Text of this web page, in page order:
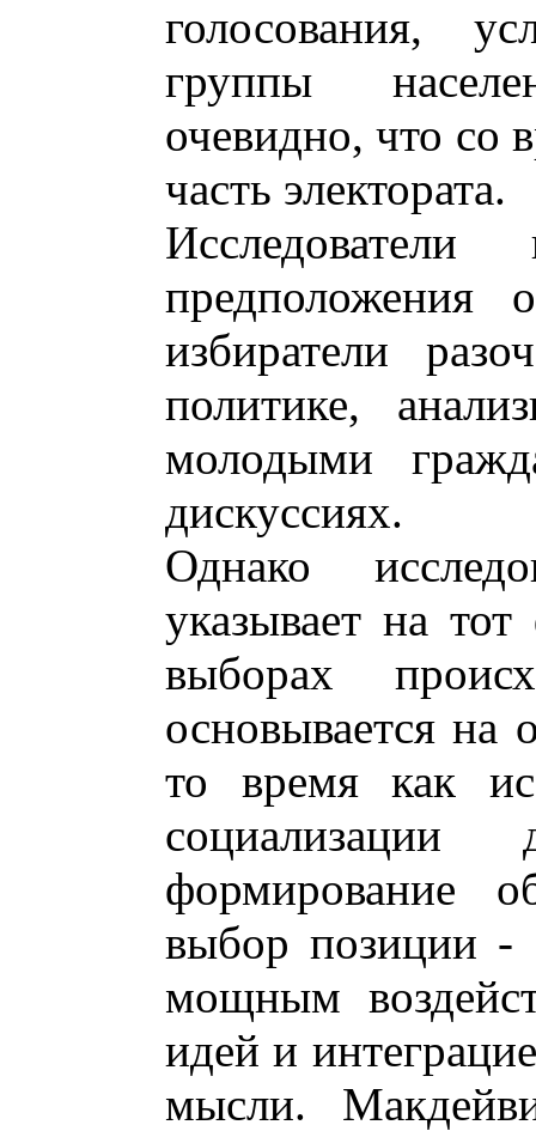
голосования,
группы
очевидно, что со
часть электората.
Исследователи
избиратели
политике,
молодыми
дискуссиях.
Однако
указывает на
выборах
основывается на
то время как
формирование
выбор позиции -
мощным
идей и
мысли.